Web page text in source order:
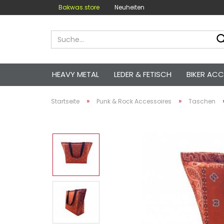
Bakwas.store Neuheiten
HEAVY METAL LEDER & FETISCH BIKER
Startseite » Punk & Rock Accessoires » Taschen